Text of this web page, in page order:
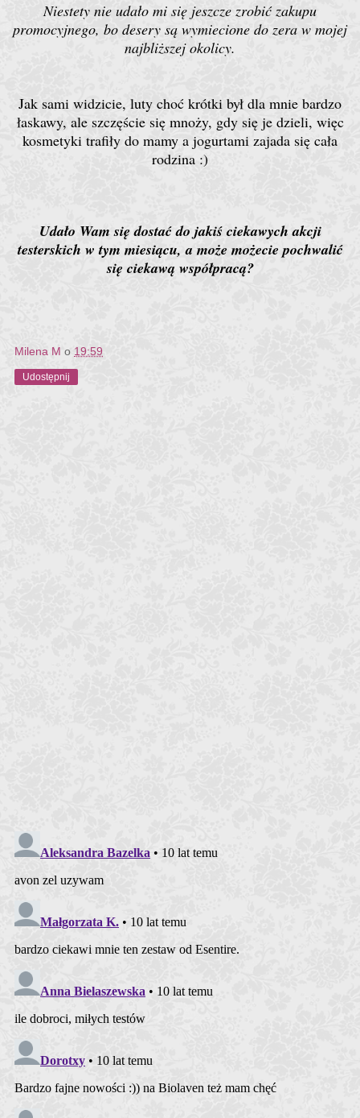
Niestety nie udało mi się jeszcze zrobić zakupu
promocyjnego, bo desery są wymiecione do zera w mojej
najbliższej okolicy.
Jak sami widzicie, luty choć krótki był dla mnie bardzo
łaskawy, ale szczęście się mnoży, gdy się je dzieli, więc
kosmetyki trafiły do mamy a jogurtami zajada się cała
rodzina :)
Udało Wam się dostać do jakiś ciekawych akcji
testerskich w tym miesiącu, a może możecie pochwalić
się ciekawą współpracą?
Milena M o 19:59
Udostępnij